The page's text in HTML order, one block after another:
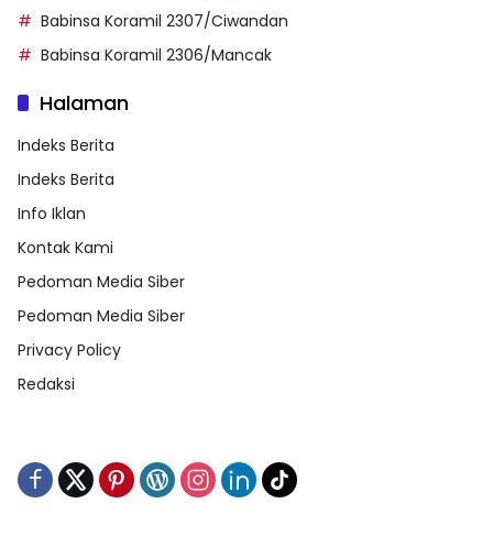
Babinsa Koramil 2307/Ciwandan
Babinsa Koramil 2306/Mancak
Halaman
Indeks Berita
Indeks Berita
Info Iklan
Kontak Kami
Pedoman Media Siber
Pedoman Media Siber
Privacy Policy
Redaksi